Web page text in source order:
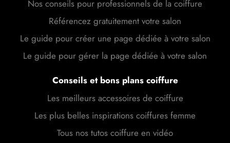
Nos conseils pour professionnels de la coiffure
Référencez gratuitement votre salon
Le guide pour créer une page dédiée à votre salon
Le guide pour gérer la page dédiée à votre salon
Conseils et bons plans coiffure
Les meilleurs accessoires de coiffure
Les plus belles inspirations coiffures femme
Tous nos tutos coiffure en vidéo